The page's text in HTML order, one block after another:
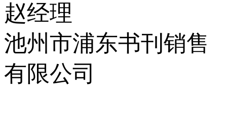
赵经理
池州市浦东书刊销售
有限公司